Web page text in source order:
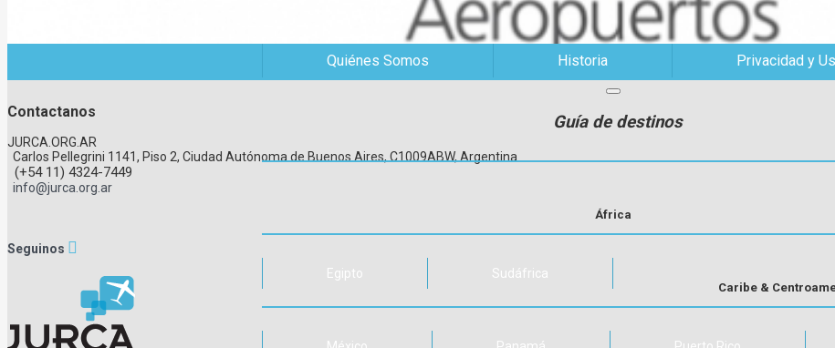
Quiénes Somos Historia Privacidad y
Guía de destinos
África
Egipto Sudáfrica
Caribe &
Contactanos
JURCA.ORG.AR
Carlos Pellegrini 1141, Piso 2, Ciudad Autónoma de Buenos Aires, C1009ABW, Argentina
(+54 11) 4324-7449
info@jurca.org.ar
Seguinos